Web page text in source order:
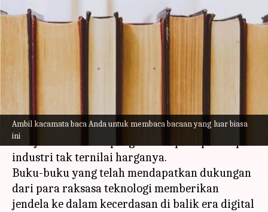
Ambil kacamata baca Anda untuk membaca bacaan yang luar biasa
ini
Buku teknologi favorit Musk,
Gates, Zuckerberg, Bezos, dan
Cook
Dalam dunia teknologi yang dinamis,
kebijaksanaan dan pengalaman para pemimpin
industri tak ternilai harganya.
Buku-buku yang telah mendapatkan dukungan
dari para raksasa teknologi memberikan
jendela ke dalam kecerdasan di balik era digital